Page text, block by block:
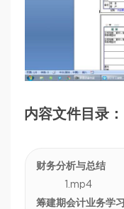
内容文件目录：
财务分析与总结
1.mp4
筹建期会计业务学习